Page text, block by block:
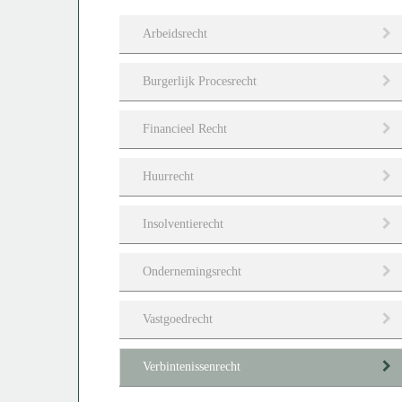
Arbeidsrecht
Burgerlijk Procesrecht
Financieel Recht
Huurrecht
Insolventierecht
Ondernemingsrecht
Vastgoedrecht
Verbintenissenrecht